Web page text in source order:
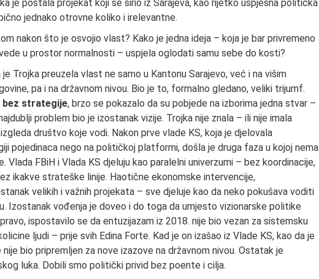
je postala projekat koji se širio iz Sarajeva, kao rijetko uspješna politička
jednako otrovne koliko i irelevantne.
nakon što je osvojio vlast? Kako je jedna ideja – koja je bar privremeno
u prostor normalnosti – uspjela oglodati samu sebe do kosti?
Trojka preuzela vlast ne samo u Kantonu Sarajevo, već i na višim
pa i na državnom nivou. Bio je to, formalno gledano, veliki trijumf.
strategije, brzo se pokazalo da su pobjede na izborima jedna stvar –
problem bio je izostanak vizije. Trojka nije znala – ili nije imala
društvo koje vodi. Nakon prve vlade KS, koja je djelovala
pojedinaca nego na političkoj platformi, došla je druga faza u kojoj nema
Vlada FBiH i Vlada KS djeluju kao paralelni univerzumi – bez koordinacije,
ikakve strateške linije. Haotične ekonomske intervencije,
velikih i važnih projekata – sve djeluje kao da neko pokušava voditi
Izostanak vođenja je doveo i do toga da umjesto vizionarske politike
ispostavilo se da entuzijazam iz 2018. nije bio vezan za sistemsku
ljudi – prije svih Edina Forte. Kad je on izašao iz Vlade KS, kao da je
bio pripremljen za nove izazove na državnom nivou. Ostatak je
luka. Dobili smo politički privid bez poente i cilja.